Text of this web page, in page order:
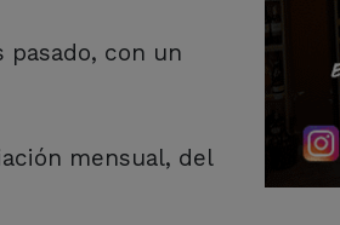
con un
mensual, del